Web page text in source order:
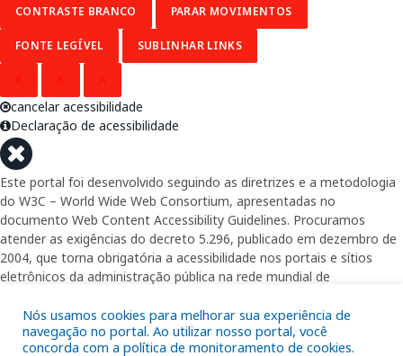
Nós usamos cookies para melhorar sua experiência de
navegação no portal. Ao utilizar nosso portal, você
concorda com a política de monitoramento de cookies.
CONTRASTE BRANCO PARAR MOVIMENTOS
FONTE LEGÍVEL SUBLINHAR LINKS
cancelar acessibilidade
Declaração de acessibilidade
Este portal foi desenvolvido seguindo as diretrizes e a metodologia
do W3C – World Wide Web Consortium, apresentadas no
documento Web Content Accessibility Guidelines. Procuramos
atender as exigências do decreto 5.296, publicado em dezembro de
2004, que torna obrigatória a acessibilidade nos portais e sítios
eletrônicos da administração pública na rede mundial de
garantindo-lhes o pleno acesso aos conteúdos disponíveis.
Além de validações automáticas, foram realizados testes em